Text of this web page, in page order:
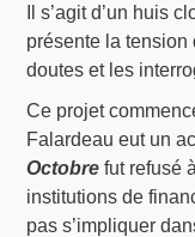
Il s’agit d’un huis
présente la tension
doutes et les
Ce projet
Falardeau eut un
Octobre fut refusé
institutions de
pas s’impliquer